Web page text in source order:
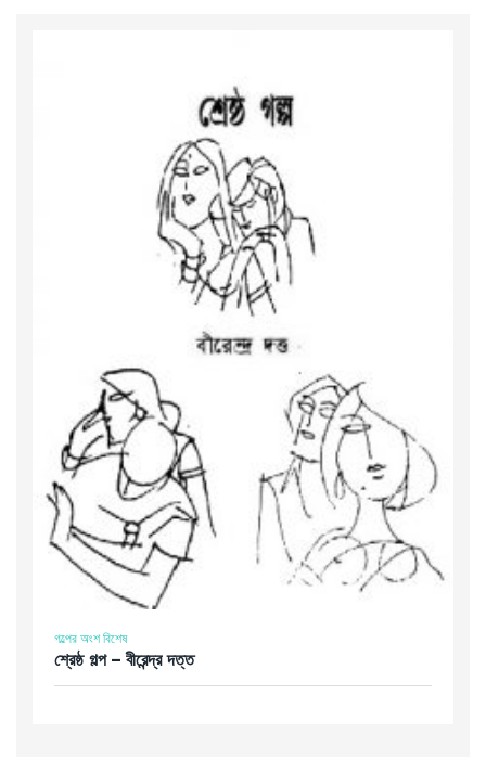
গল্পের অংশ বিশেষ
শ্রেষ্ঠ গল্প – বীরেন্দ্র দত্ত